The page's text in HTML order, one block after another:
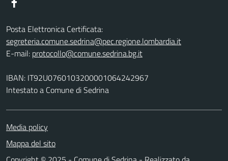
Posta Elettronica Certificata:
segreteria.comune.sedrina@pec.regione.lombardia.it
E-mail: protocollo@comune.sedrina.bg.it
IBAN: IT92U0760103200001064242967
Intestato a Comune di Sedrina
Media policy
Mappa del sito